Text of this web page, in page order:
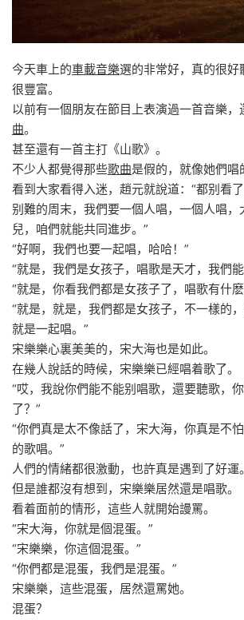
今天車上的車載音樂選的非常好，真的很好
很豐富。
以前有一個朋友在節目上表演過一首音樂，
曲。
甚至還有一首主打《山歌》。
不少人都覺得那些歌曲是假的，就像她們唱
看到大家看得入迷，趙元就說道：“都别看
别難的周末，我們要一個人唱，一個人唱，
兒，咱們就能共同進步。”
“好啊，我們也要一起唱，哈哈！”
“就是，我們是女孩子，唱歌是天才，我們
“就是，你看我們都是女孩子了，唱歌有什
“就是，就是，我們都是女孩子，不一樣的
就是一起唱。”
宋樂樂心裏美美的，宋大海也是如此。
在幾人說話的時候，宋樂樂已經唱着歌了。
“哎，我說你們能不能别唱歌，還要聽歌，
了？”
“你們真是太不像話了，宋大海，你真是不
的歌唱。”
人們的情緒都很激動，也許真是遇到了好運。
但是誰都沒有想到，宋樂樂居然還是唱歌。
看着面前的情形，這些人就開始謾罵。
“宋大海，你就是個混蛋。”
“宋樂樂，你這個混蛋。”
“你們都是混蛋，我們是混蛋。”
宋樂樂，這些混蛋，居然還罵她。
混蛋？